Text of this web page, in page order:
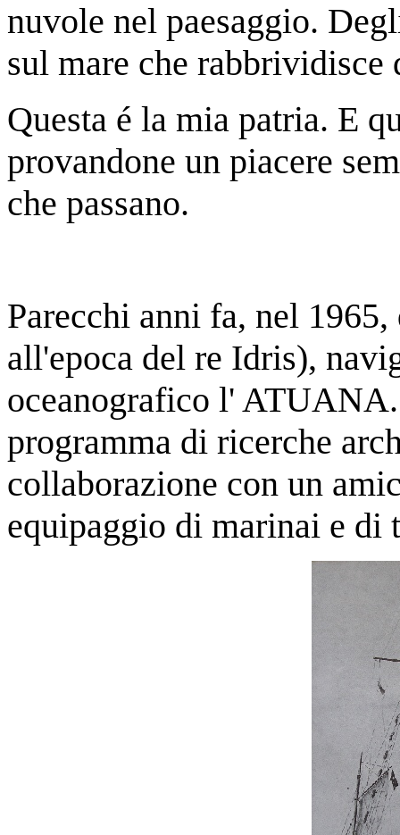
nuvole nel paesaggio.
sul mare che rabbrividisce
Questa é la mia patria. E
provandone un piacere
che passano.
Parecchi anni fa, nel
all'epoca del re Idris),
oceanografico l'
programma di ricerche
collaborazione con un
equipaggio di marinai e di